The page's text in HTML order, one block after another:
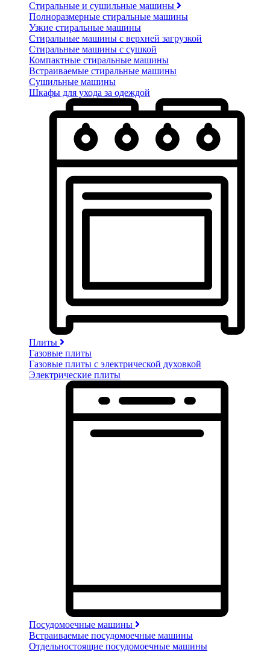
Стиральные и сушильные машины
Полноразмерные стиральные машины
Узкие стиральные машины
Стиральные машины с верхней загрузкой
Стиральные машины с сушкой
Компактные стиральные машины
Встраиваемые стиральные машины
Сушильные машины
Шкафы для ухода за одеждой
Плиты
Газовые плиты
Газовые плиты с электрической духовкой
Электрические плиты
Посудомоечные машины
Встраиваемые посудомоечные машины
Отдельностоящие посудомоечные машины